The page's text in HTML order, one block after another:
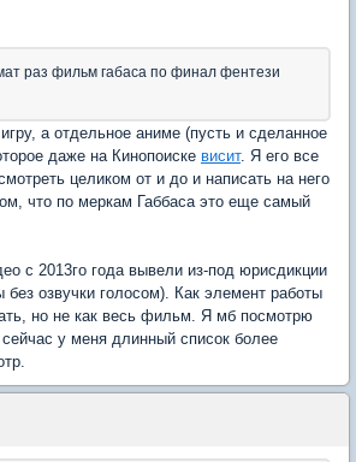
раз фильм габаса по финал фентези
а отдельное аниме (пусть и сделанное
даже на Кинопоиске висит. Я его все
целиком от и до и написать на него
что по меркам Габбаса это еще самый
с 2013го года вывели из-под юрисдикции
без озвучки голосом). Как элемент работы
но не как весь фильм. Я мб посмотрю
у меня длинный список более